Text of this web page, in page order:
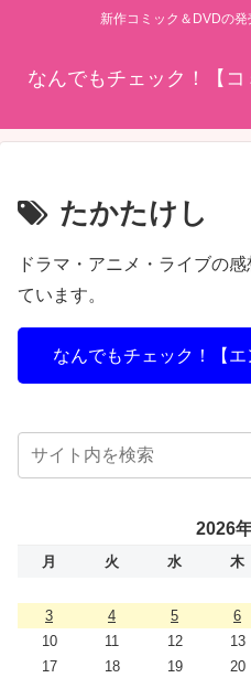
新作コミック＆DVDの
なんでもチェック！【コ
たかたけし
ドラマ・アニメ・ライブの
ています。
なんでもチェック！【エ
2026
月 火 水 木
3
4 5 6
10
11 12 13
17
18 19 20